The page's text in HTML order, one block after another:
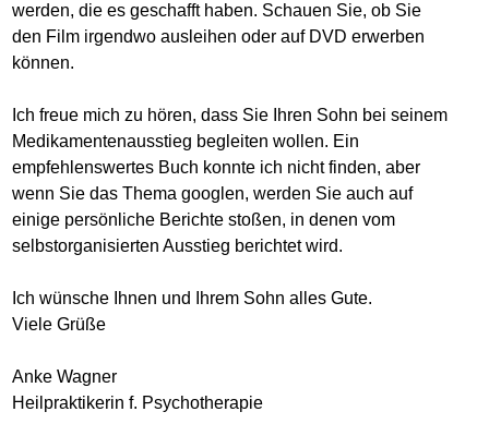
werden, die es geschafft haben. Schauen Sie, ob Sie
den Film irgendwo ausleihen oder auf DVD erwerben
können.
Ich freue mich zu hören, dass Sie Ihren Sohn bei seinem
Medikamentenausstieg begleiten wollen. Ein
empfehlenswertes Buch konnte ich nicht finden, aber
wenn Sie das Thema googlen, werden Sie auch auf
einige persönliche Berichte stoßen, in denen vom
selbstorganisierten Ausstieg berichtet wird.
Ich wünsche Ihnen und Ihrem Sohn alles Gute.
Viele Grüße
Anke Wagner
Heilpraktikerin f. Psychotherapie